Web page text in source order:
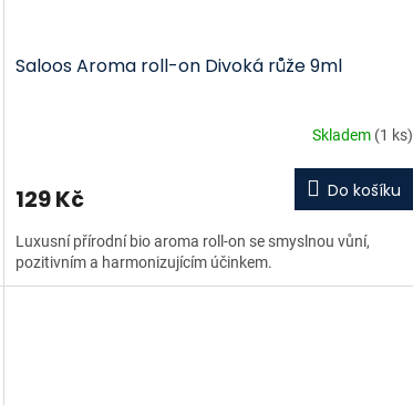
Saloos Aroma roll-on Divoká růže 9ml
Skladem (1 ks)
129 Kč Do košíku
Luxusní přírodní bio aroma roll-on se smyslnou vůní,
pozitivním a harmonizujícím účinkem.